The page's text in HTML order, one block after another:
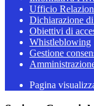
Ufficio
Dichiarazione
Obiettivi di
Whistleblowing
Gestione
Pagina